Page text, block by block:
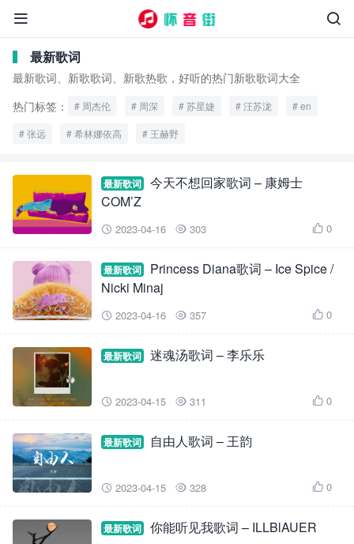


最新歌词
最新歌词、新歌歌词、新歌热歌，好听的热门新歌歌词大全
热门标签：
周杰伦 周深 苏星婕 汪苏泷 en
张远 希林娜依高 王赫野
最新歌词
今天不想回家歌词 – 康姆士
COM’Z
 2023-04-16  303  0
最新歌词
Princess Diana歌词 – Ice Spice /
Nicki Minaj
 2023-04-16  357  0
最新歌词 迷魂汤歌词 – 李乐乐
 2023-04-15  311  0
最新歌词 自由人歌词 – 王韵
 2023-04-15  328  0
最新歌词 你能听见我歌词 – ILLBlAUER